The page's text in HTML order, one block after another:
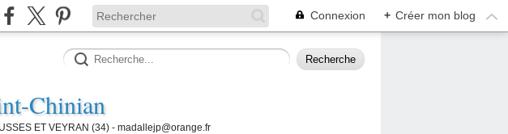
Connexion + Créer mon blog
Chinian
ET VEYRAN (34) - madallejp@orange.fr